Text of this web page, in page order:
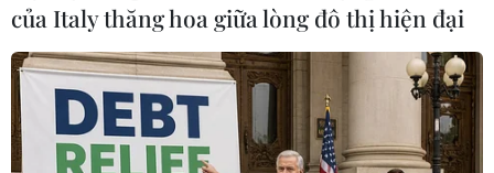
cây cối xung quanh chùa. Để tỏ lòng tôn kính,
người trẻ tuổi té nước những người lớn tuổi cầu
chúc sống lâu và thịnh vượng.
của Italy thăng hoa giữa lòng đô thị hiện đại